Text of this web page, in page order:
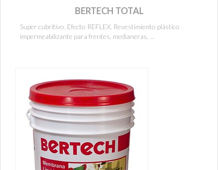
BERTECH TOTAL
Super cubritivo. Efecto REFLEX. Revestimiento plástico
impermeabilizante para frentes, medianeras, ...